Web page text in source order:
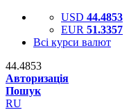
USD 44.4853
EUR 51.3357
Всі курси валют
44.4853
Авторизація
Пошук
RU